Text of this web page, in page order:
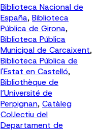
Biblioteca Nacional de
España, Biblioteca
Pública de Girona,
Biblioteca Pública
Municipal de Carcaixent,
Biblioteca Pública de
l'Estat en Castelló,
Bibliothèque de
l’Université de
Perpignan, Catàleg
Col.lectiu del
Departament de